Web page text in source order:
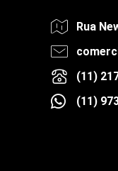
Rua
(11)
(11)